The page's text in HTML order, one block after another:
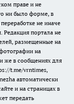
праве и не
ни было форме, в
не иначе
Редакция портала не
размещенные на
на
же в сообщениях для
t.me/vrntimes,
автоматически
и на страницах в
передать